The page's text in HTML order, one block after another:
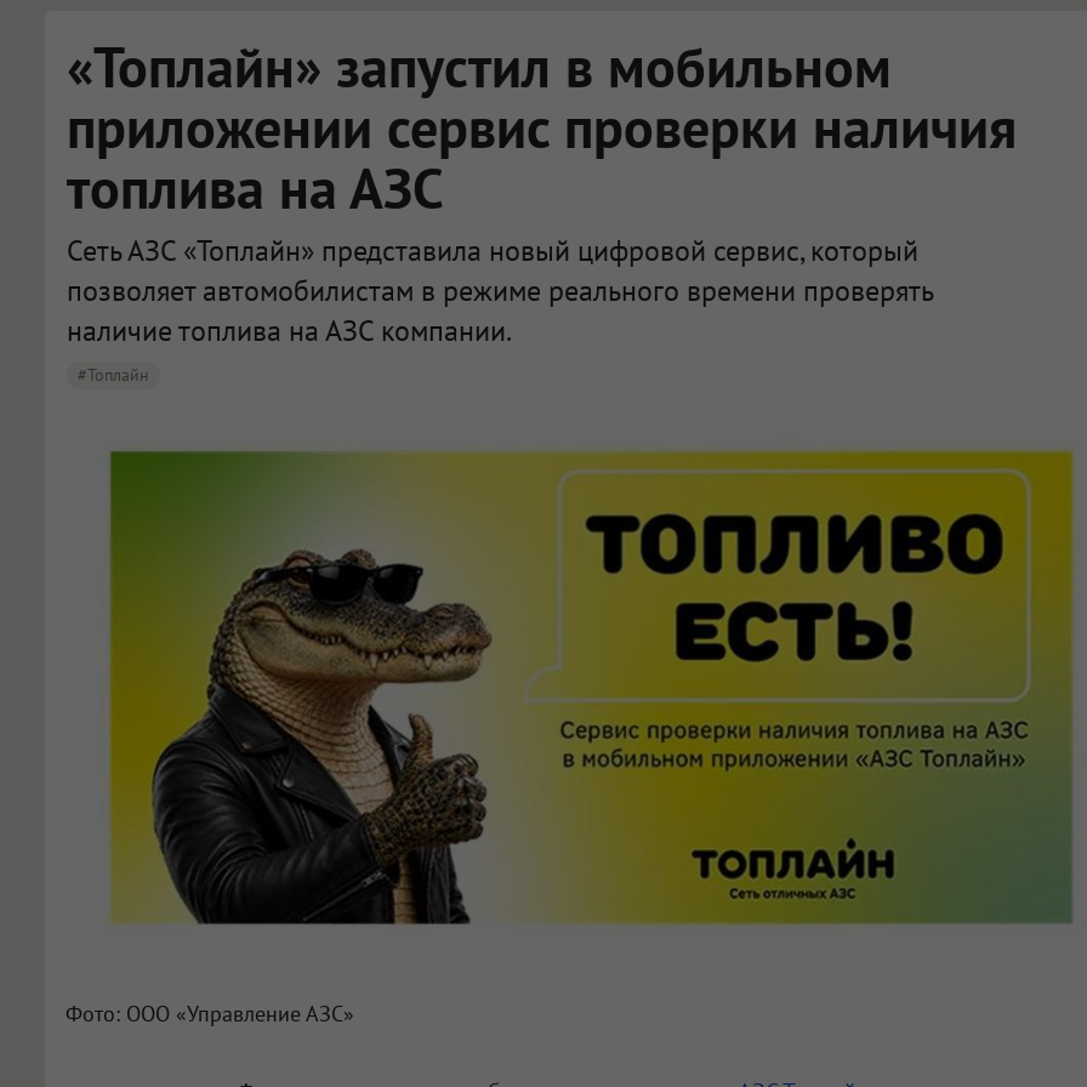
«Топлайн» запустил в мобильном
приложении сервис проверки наличия
топлива на АЗС
Сеть АЗС «Топлайн» представила новый цифровой сервис, который
позволяет автомобилистам в режиме реального времени проверять
наличие топлива на АЗС компании.
#Топлайн
Фото: ООО «Управление АЗС»